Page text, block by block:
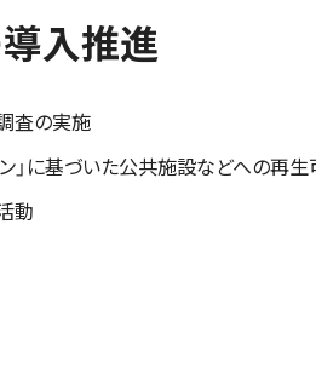
入推進
査の実施
」に基づいた公共施設などへの再
動